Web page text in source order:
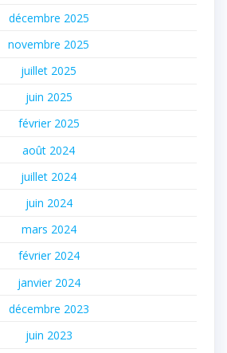
décembre 2025
novembre 2025
juillet 2025
juin 2025
février 2025
août 2024
juillet 2024
juin 2024
mars 2024
février 2024
janvier 2024
décembre 2023
juin 2023